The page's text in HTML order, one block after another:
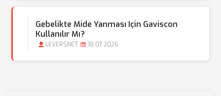
Gebelikte Mide Yanması Için Gaviscon
Kullanılır Mı?
LEVERSNET 18.07.2026